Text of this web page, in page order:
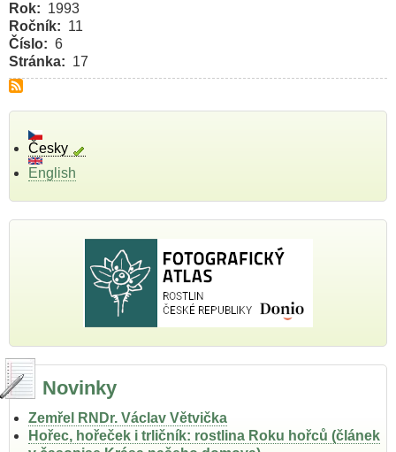
Rok
1993
Ročník
11
Číslo
6
Stránka
17
Česky
English
Novinky
Zemřel RNDr. Václav Větvička
Hořec, hořeček i trličník: rostlina Roku hořců (článek